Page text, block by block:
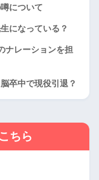
について
になっている？
ナレーションを担
卒中で現役引退？
ちら